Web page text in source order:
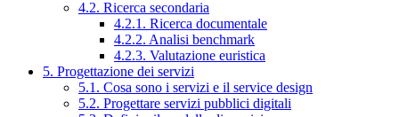
4.2. Ricerca secondaria
4.2.1. Ricerca documentale
4.2.2. Analisi benchmark
4.2.3. Valutazione euristica
5. Progettazione dei servizi
5.1. Cosa sono i servizi e il service design
5.2. Progettare servizi pubblici digitali